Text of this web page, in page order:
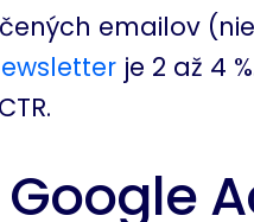
emailov (nie
je 2 až 4